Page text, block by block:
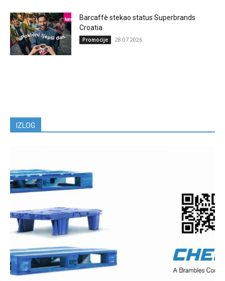
Barcaffè stekao status Superbrands
Croatia
Promocije 28.07.2026.
IZLOG